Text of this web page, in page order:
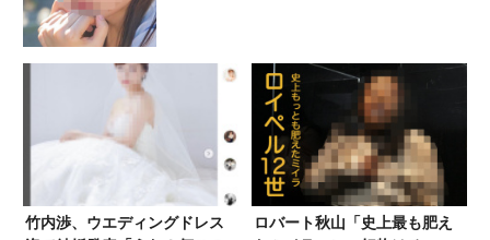
竹内渉、ウエディングドレス
ロバート秋山「史上最も肥え